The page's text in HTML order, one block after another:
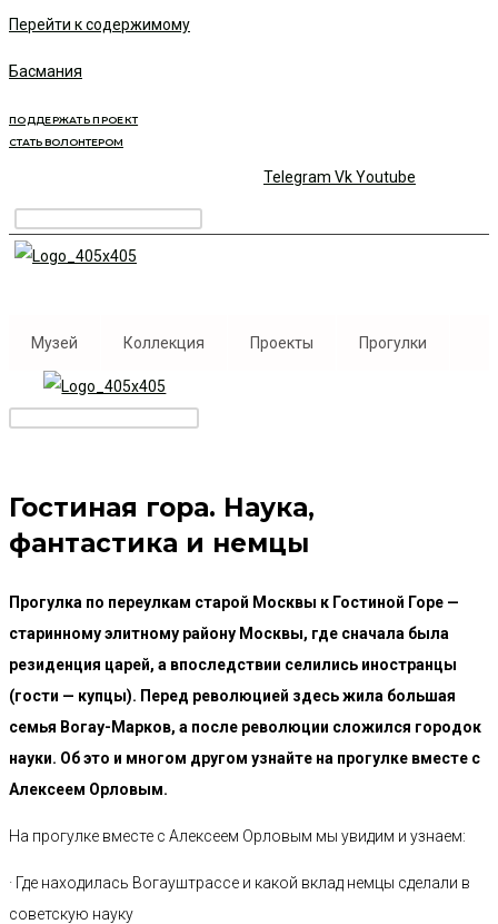
Перейти к содержимому
Басмания
ПОДДЕРЖАТЬ ПРОЕКТ
СТАТЬ ВОЛОНТЕРОМ
Telegram VkYoutube
Музей Коллекция Проекты Прогулки
Гостиная гора. Наука,
фантастика и немцы
Прогулка по переулкам старой Москвы к Гостиной Горе —
старинному элитному району Москвы, где сначала была
резиденция царей, а впоследствии селились иностранцы
(гости — купцы). Перед революцией здесь жила большая
семья Вогау-Марков, а после революции сложился городок
науки. Об это и многом другом узнайте на прогулке вместе с
Алексеем Орловым.
На прогулке вместе с Алексеем Орловым мы увидим и узнаем:
· Где находилась Вогауштрассе и какой вклад немцы сделали в
советскую науку